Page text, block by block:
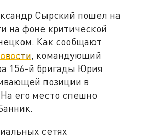
Сырский пошел на
на фоне критической
Как сообщают
, командующий
156-й бригады Юрия
позиции в
его место спешно
сетях